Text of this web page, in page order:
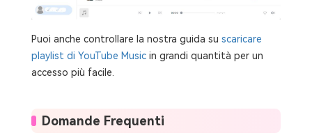
Puoi anche controllare la nostra guida su scaricare
playlist di YouTube Musicin grandi quantità per un
accesso più facile.
Domande Frequenti